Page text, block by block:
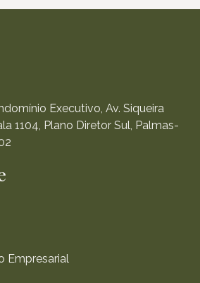
Executivo, Av. Siqueira
1104, Plano Diretor Sul, Palmas-
Empresarial